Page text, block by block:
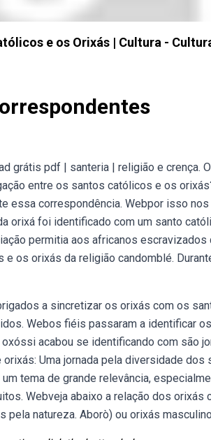
e os Orixás | Cultura -
grátis pdf | santeria | religião e crença.
entre os santos católicos e os
correspondência. Webpor isso nos
orixá foi identificado com um santo
permitia aos africanos escravizados
os orixás da religião candomblé.
a sincretizar os orixás com os
Webos fiéis passaram a identificar
acabou se identificando com são
Uma jornada pela diversidade
tema de grande relevância,
Webveja abaixo a relação dos orixás
natureza. Aborò) ou orixás